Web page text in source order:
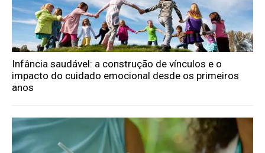
Infância saudável: a construção de vínculos e o
impacto do cuidado emocional desde os primeiros
anos